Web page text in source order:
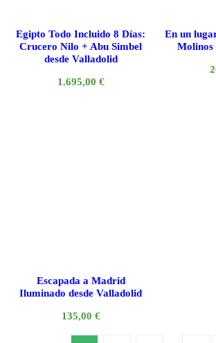
Egipto Todo Incluido 8 Días:
Crucero Nilo + Abu Simbel
desde Valladolid
1.695,00 €
En un
Molinos
Escapada a Madrid
Iluminado desde Valladolid
135,00 €